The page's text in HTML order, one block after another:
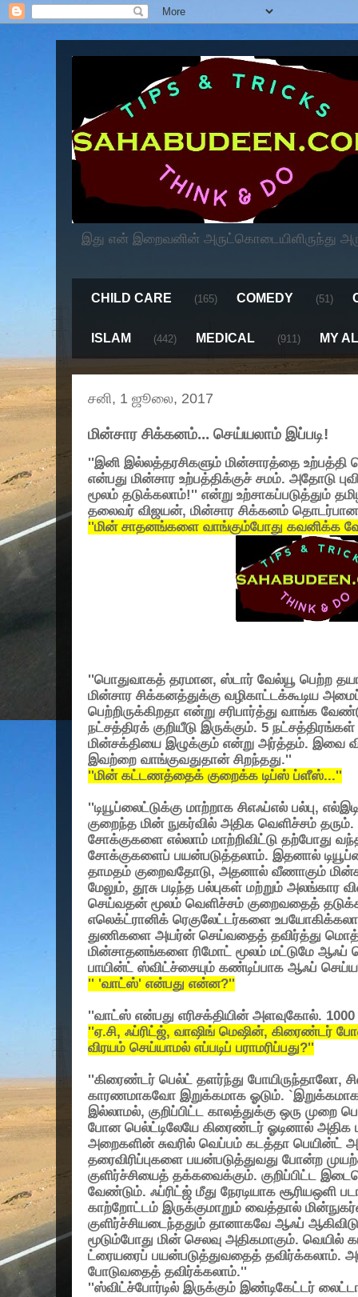
இது என் இறைவனின் அருட்கொடையிளிருந்து
CHILD CARE (165) COMEDY (51)
ISLAM (442) MEDICAL (911) MY
சனி, 1 ஜூலை, 2017
மின்சார சிக்கனம்... செய்யலாம் இப்படி!
''இனி இல்லத்தரசிகளும் மின்சாரத்தை
என்பது மின்சார உற்பத்திக்குச் சமம். அதோடு
மூலம் தடுக்கலாம்!'' என்று உற்சாகப்படுத்தும்
தலைவர் விஜயன், மின்சார சிக்கனம்
''மின் சாதனங்களை வாங்கும்போது கவனிக்க
''பொதுவாகத் தரமான, ஸ்டார் வேல்யூ பெற்ற
மின்சார சிக்கனத்துக்கு வழிகாட்டக்கூடிய
பெற்றிருக்கிறதா என்று சரிபார்த்து வாங்க
நட்சத்திரக் குறியீடு இருக்கும். 5
மின்சக்தியை இழுக்கும் என்று அர்த்தம். இவை
இவற்றை வாங்குவதுதான் சிறந்தது.''
''மின் கட்டணத்தைக் குறைக்க டிப்ஸ் ப்ளீஸ்...''
''டியூப்லைட்டுக்கு மாற்றாக சிஎஃப்எல் பல்பு,
குறைந்த மின் நுகர்வில் அதிக வெளிச்சம்
சோக்குகளை எல்லாம் மாற்றிவிட்டு தற்போது
சோக்குகளைப் பயன்படுத்தலாம். இதனால்
தாமதம் குறைவதோடு, அதனால் வீணாகும்
மேலும், தூசு படிந்த பல்புகள் மற்றும்
செய்வதன் மூலம் வெளிச்சம் குறைவதைத்
எலெக்ட்ரானிக் ரெகுலேட்டர்களை
துணிகளை அயர்ன் செய்வதைத் தவிர்த்து
மின்சாதனங்களை ரிமோட் மூலம் மட்டுமே ஆஃப்
பாயின்ட் ஸ்விட்ச்சையும் கண்டிப்பாக ஆஃப்
'' 'வாட்ஸ்' என்பது என்ன?''
''வாட்ஸ் என்பது எரிசக்தியின் அளவுகோல்.
''ஏ.சி, ஃப்ரிட்ஜ், வாஷிங் மெஷின், கிரைண்டர்
விரயம் செய்யாமல் எப்படிப் பராமரிப்பது?''
''கிரைண்டர் பெல்ட் தளர்ந்து போயிருந்தாலோ,
காரணமாகவோ இறுக்கமாக ஓடும்.
இல்லாமல், குறிப்பிட்ட காலத்துக்கு ஒரு முறை
போன பெல்ட்டிலேயே கிரைண்டர் ஓடினால் அதிக
அறைகளின் சுவரில் வெப்பம் கடத்தா பெயின்ட்
தரைவிரிப்புகளை பயன்படுத்துவது போன்ற
குளிர்ச்சியைத் தக்கவைக்கும். குறிப்பிட்ட
வேண்டும். ஃப்ரிட்ஜ் மீது நேரடியாக சூரியஒளி
காற்றோட்டம் இருக்குமாறும் வைத்தால்
குளிர்ச்சியடைந்ததும் தானாகவே ஆஃப்
மூடும்போது மின் செலவு அதிகமாகும்.
ட்ரையரைப் பயன்படுத்துவதைத் தவிர்க்கலாம்.
போடுவதைத் தவிர்க்கலாம்.''
''ஸ்விட்ச்போர்டில் இருக்கும் இண்டிகேட்டர்